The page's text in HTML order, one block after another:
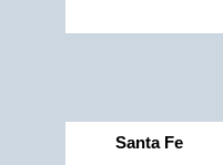
Santa Fe